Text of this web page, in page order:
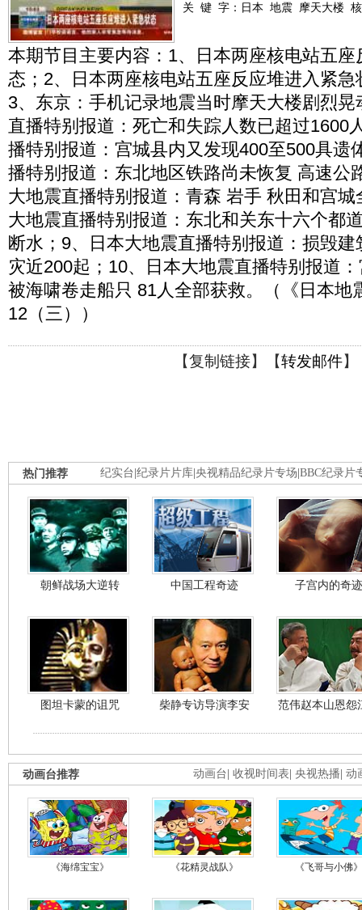
关 键 字： 日本 地震 摩天大楼
本期节目主要内容：1、日本两座核电站五
态；2、日本两座核电站五座反应堆进入紧
3、东京：手机记录地震当时摩天大楼剧烈
直播特别报道：死亡和失踪人数已超过1600
播特别报道：宫城县内又发现400至500具遗
播特别报道：东北地区铁路尚未恢复 高速公
大地震直播特别报道：青森 岩手 秋田和宫
大地震直播特别报道：东北和关东十六个都
断水；9、日本大地震直播特别报道：损毁
灾近200起；10、日本大地震直播特别报道
被海啸卷走船只 81人全部获救。（《日本地
12（三））
【复制链接】【转发邮件】
纪实台 纪录片片库 央视精品纪录片专场 BBC纪录片
热门推荐
朝鲜战场大逆转 中国工程奇迹 子宫内的奇迹
图坦卡蒙的诅咒 柴静专访导演李安 范伟赵本山恩怨
动画台 收视时间表 央视热播 动
动画台推荐
《海绵宝宝》 《花精灵战队》 《飞哥与小佛》